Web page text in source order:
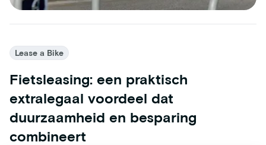
Lease a Bike
Fietsleasing: een praktisch
extralegaal voordeel dat
duurzaamheid en besparing
combineert